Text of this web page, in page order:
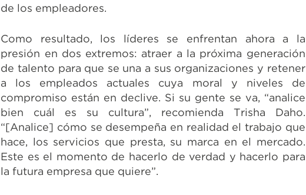
de los empleadores.
Como resultado, los líderes se enfrentan ahora a la
presión en dos extremos: atraer a la próxima generación
de talento para que se una a sus organizaciones y retener
a los empleados actuales cuya moral y niveles de
compromiso están en declive. Si su gente se va, “analice
bien cuál es su cultura”, recomienda Trisha Daho.
“[Analice] cómo se desempeña en realidad el trabajo que
hace, los servicios que presta, su marca en el mercado.
Este es el momento de hacerlo de verdad y hacerlo para
la futura empresa que quiere”.